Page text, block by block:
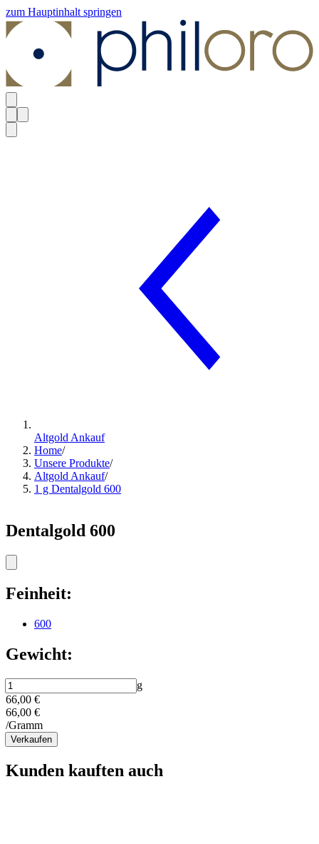
zum Hauptinhalt springen
Altgold Ankauf
Home/
Unsere Produkte/
Altgold Ankauf/
1 g Dentalgold 600
Dentalgold 600
Feinheit:
600
Gewicht:
g
66,00 €
66,00 €
/Gramm
Verkaufen
Kunden kauften auch